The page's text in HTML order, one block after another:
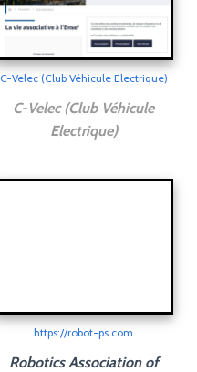
C-Velec (Club Véhicule Electrique)
C-Velec (Club Véhicule
Electrique)
https://robot-ps.com
Robotics Association of